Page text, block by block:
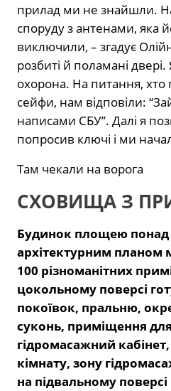
прилад ми не знайшли.
споруду з антенами, яка
виключили, – згадує
розбиті й поламані
охорона. На питання, хто
сейфи, нам відповіли:
написами СБУ”. Далі я
попросив ключі і ми
Там чекали на ворога
СХОВИЩА З
Будинок площею понад
архітектурним планом
100 різноманітних
цокольному поверсі
покоївок, пральню,
суконь, приміщення
гідромасажний
кімнату, зону
на підвальному